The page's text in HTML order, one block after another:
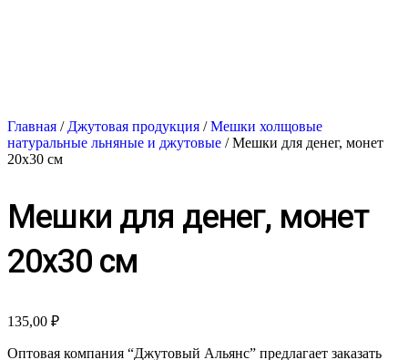
Главная / Джутовая продукция /Мешки холщовые
натуральные льняные и джутовые / Мешки для денег, монет
20х30 см
Мешки для денег, монет
20х30 см
135,00 ₽
Оптовая компания “Джутовый Альянс” предлагает заказать